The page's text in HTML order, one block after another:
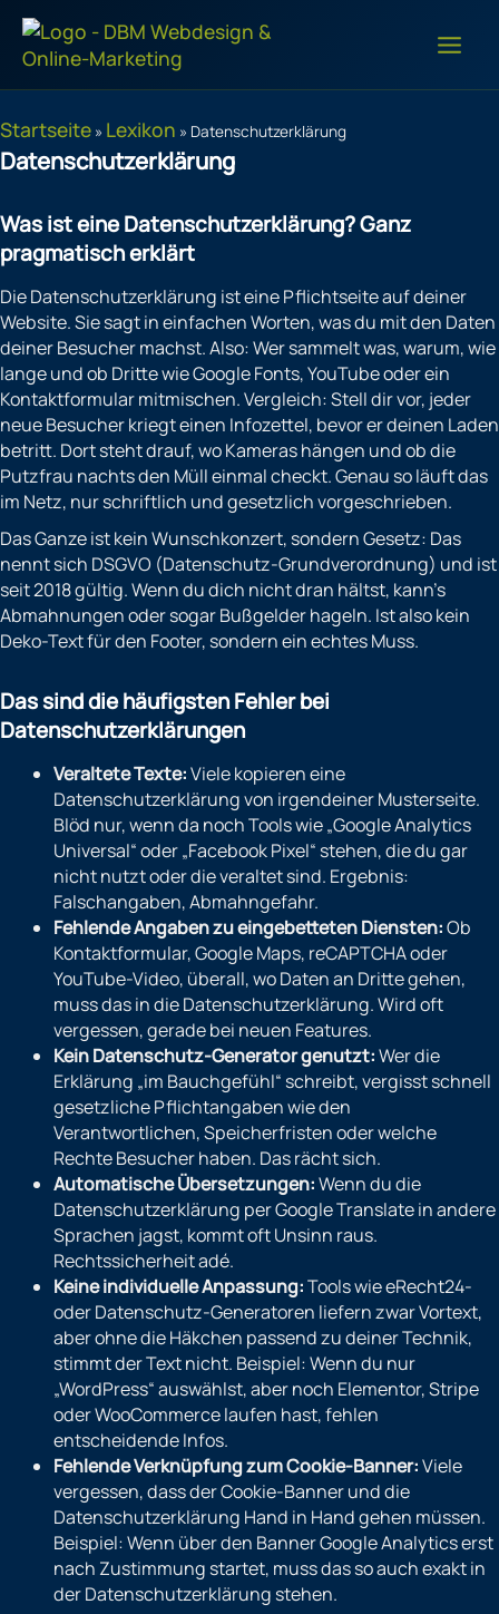
Zum
Inhalt
springen
Startseite » Lexikon » Datenschutzerklärung
Datenschutzerklärung
Was ist eine Datenschutzerklärung? Ganz
pragmatisch erklärt
Die Datenschutzerklärung ist eine Pflichtseite auf deiner
Website. Sie sagt in einfachen Worten, was du mit den Daten
deiner Besucher machst. Also: Wer sammelt was, warum, wie
lange und ob Dritte wie Google Fonts, YouTube oder ein
Kontaktformular mitmischen. Vergleich: Stell dir vor, jeder
neue Besucher kriegt einen Infozettel, bevor er deinen Laden
betritt. Dort steht drauf, wo Kameras hängen und ob die
Putzfrau nachts den Müll einmal checkt. Genau so läuft das
im Netz, nur schriftlich und gesetzlich vorgeschrieben.
Das Ganze ist kein Wunschkonzert, sondern Gesetz: Das
nennt sich DSGVO (Datenschutz-Grundverordnung) und ist
seit 2018 gültig. Wenn du dich nicht dran hältst, kann’s
Abmahnungen oder sogar Bußgelder hageln. Ist also kein
Deko-Text für den Footer, sondern ein echtes Muss.
Das sind die häufigsten Fehler bei
Datenschutzerklärungen
Veraltete Texte:Viele kopieren eine
Datenschutzerklärung von irgendeiner Musterseite.
Blöd nur, wenn da noch Tools wie „Google Analytics
Universal“ oder „Facebook Pixel“ stehen, die du gar
nicht nutzt oder die veraltet sind. Ergebnis:
Falschangaben, Abmahngefahr.
Fehlende Angaben zu eingebetteten Diensten:Ob
Kontaktformular, Google Maps, reCAPTCHA oder
YouTube-Video, überall, wo Daten an Dritte gehen,
muss das in die Datenschutzerklärung. Wird oft
vergessen, gerade bei neuen Features.
Kein Datenschutz-Generator genutzt:Wer die
Erklärung „im Bauchgefühl“ schreibt, vergisst schnell
gesetzliche Pflichtangaben wie den
Verantwortlichen, Speicherfristen oder welche
Rechte Besucher haben. Das rächt sich.
Automatische Übersetzungen:Wenn du die
Datenschutzerklärung per Google Translate in andere
Sprachen jagst, kommt oft Unsinn raus.
Rechtssicherheit adé.
Keine individuelle Anpassung:Tools wie eRecht24-
oder Datenschutz-Generatoren liefern zwar Vortext,
aber ohne die Häkchen passend zu deiner Technik,
stimmt der Text nicht. Beispiel: Wenn du nur
„WordPress“ auswählst, aber noch Elementor, Stripe
oder WooCommerce laufen hast, fehlen
entscheidende Infos.
Fehlende Verknüpfung zum Cookie-Banner:Viele
vergessen, dass der Cookie-Banner und die
Datenschutzerklärung Hand in Hand gehen müssen.
Beispiel: Wenn über den Banner Google Analytics erst
nach Zustimmung startet, muss das so auch exakt in
der Datenschutzerklärung stehen.